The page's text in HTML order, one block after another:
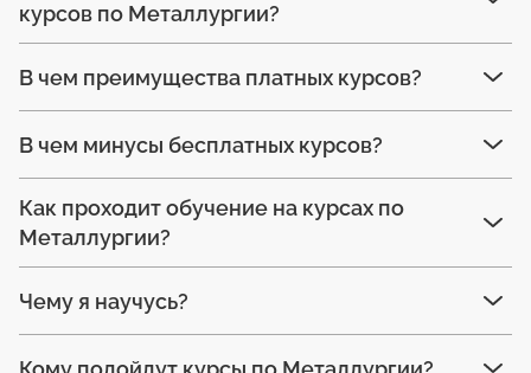
курсов по Металлургии?
В чем преимущества платных курсов?
В чем минусы бесплатных курсов?
Как проходит обучение на курсах по
Металлургии?
Чему я научусь?